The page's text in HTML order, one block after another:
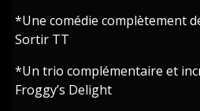
*Une comédie complètement
Sortir TT
*Un trio complémentaire et
Froggy’s Delight